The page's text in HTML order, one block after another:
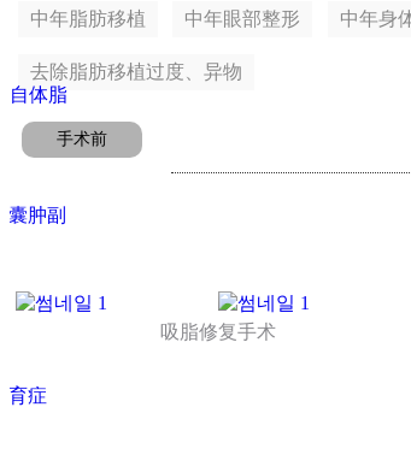
自体脂
囊肿副
育症
中年脂肪移植 中年眼部整形 中年身
去除脂肪移植过度、异物
手术前
吸脂修复手术